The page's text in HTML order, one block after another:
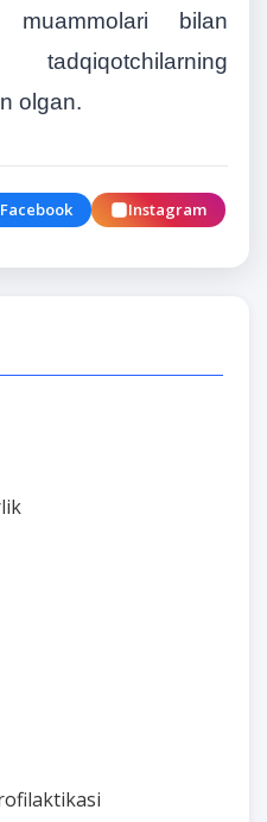
muammolari bilan
tadqiqotchilarning
olgan.
Facebook Instagram